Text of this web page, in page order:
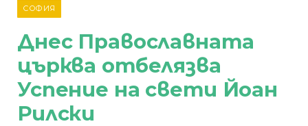
СОФИЯ
Днес Православната
църква отбелязва
Успение на свети Йоан
Рилски